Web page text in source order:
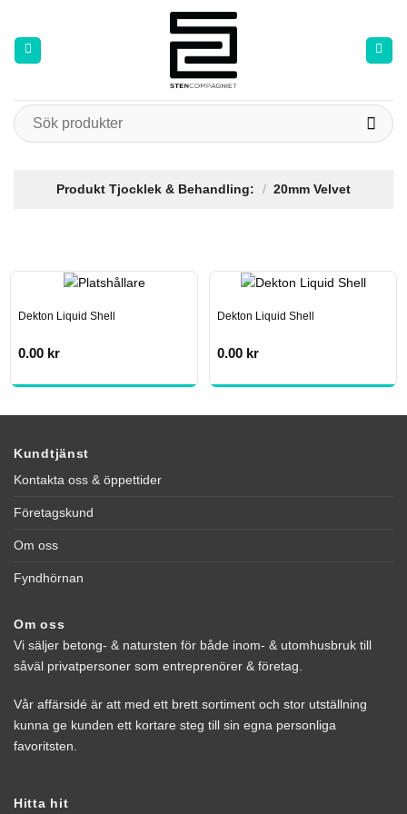
content
Sök
efter:
Produkt Tjocklek & Behandling: / 20mm Velvet
Dekton Liquid Shell
0.00 kr
Dekton Liquid Shell
0.00 kr
Kundtjänst
Kontakta oss & öppettider
Företagskund
Om oss
Fyndhörnan
Om oss
Vi säljer betong- & natursten för både inom- & utomhusbruk till
såväl privatpersoner som entreprenörer & företag.
Vår affärsidé är att med ett brett sortiment och stor utställning
kunna ge kunden ett kortare steg till sin egna personliga
favoritsten.
Hitta hit